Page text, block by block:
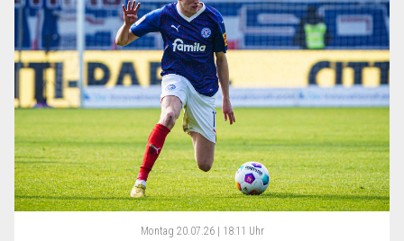
Montag 20.07.26 | 18:11 Uhr